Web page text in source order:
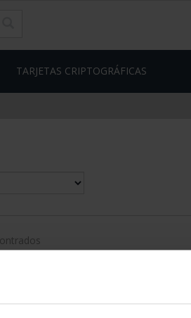
TARJETAS CRIPTOGRÁFICAS